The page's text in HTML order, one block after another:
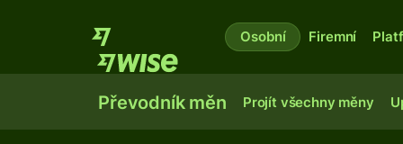
Osobní Firemní
Převodník měn Projít všechny měny